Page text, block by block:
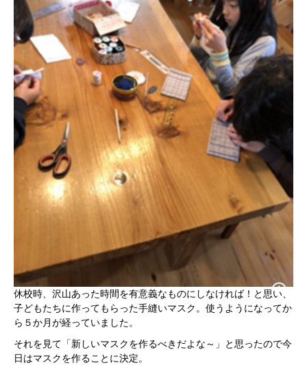
休校時、沢山あった時間を有意義なものにしなければ！と思い、
子どもたちに作ってもらった手縫いマスク。使うようになってか
ら５か月が経っていました。
それを見て「新しいマスクを作るべきだよな～」と思ったので今
日はマスクを作ることに決定。